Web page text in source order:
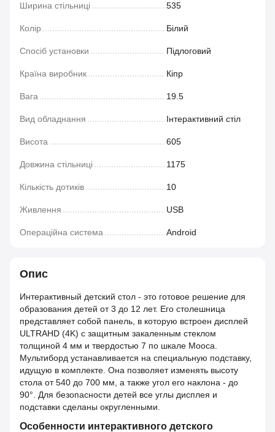
Ширина стільниці 535
Колір Білий
Спосіб установки Підлоговий
Країна виробник Кіпр
Вага 19.5
Вид обладнання Інтерактивний стіл
Висота 605
Довжина стільниці 1175
Кількість дотиків 10
Живлення USB
Операційна система Android
Опис
Интерактивный детский стол - это готовое решение для
образования детей от 3 до 12 лет. Его столешница
представляет собой панель, в которую встроен дисплей
ULTRAHD (4K) с защитным закаленным стеклом
толщиной 4 мм и твердостью 7 по шкале Мооса.
Мультиборд устанавливается на специальную подставку,
идущую в комплекте. Она позволяет изменять высоту
стола от 540 до 700 мм, а также угол его наклона - до
90°. Для безопасности детей все углы дисплея и
подставки сделаны округленными.
Особенности интерактивного детского